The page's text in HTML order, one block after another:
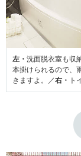
左・ 洗面脱衣室も収
本掛けられるので、
きますよ。／右・ ト